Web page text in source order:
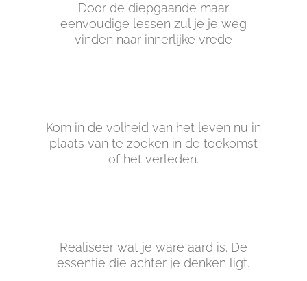
Door de diepgaande maar
eenvoudige lessen zul je je weg
vinden naar innerlijke vrede
Kom in de volheid van het leven nu in
plaats van te zoeken in de toekomst
of het verleden.
Realiseer wat je ware aard is. De
essentie die achter je denken ligt.